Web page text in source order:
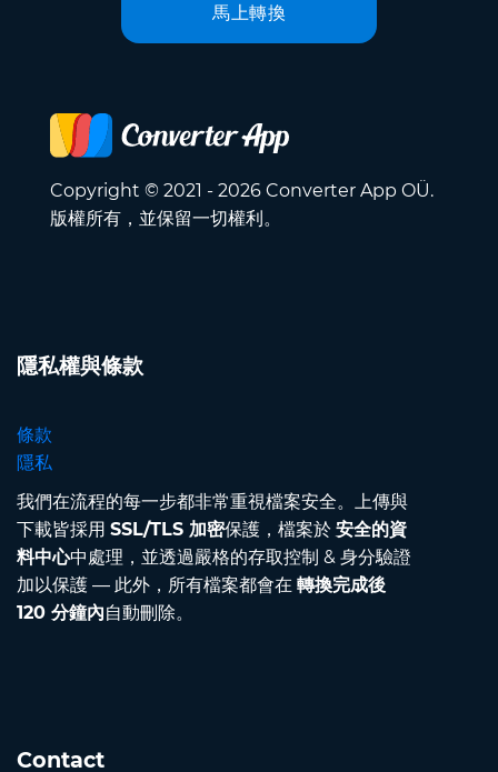
馬上轉換
Copyright © 2021 - 2026 Converter App OÜ.
版權所有，並保留一切權利。
隱私權與條款
條款
隱私
我們在流程的每一步都非常重視檔案安全。上傳與
下載皆採用 SSL/TLS 加密保護，檔案於 安全的資
料中心中處理，並透過嚴格的存取控制 & 身分驗證
加以保護 — 此外，所有檔案都會在 轉換完成後
120 分鐘內自動刪除。
Contact